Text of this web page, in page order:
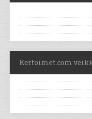
Kertoimet.com